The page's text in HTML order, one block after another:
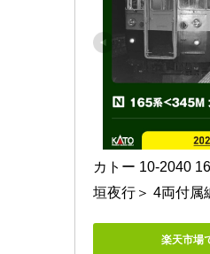
カトー 10-2040
垣夜行＞ 4両付属
楽天市場